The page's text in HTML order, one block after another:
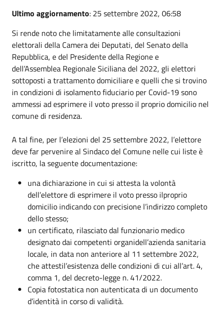
Ultimo aggiornamento: 25 settembre 2022, 06:58
Si rende noto che limitatamente alle consultazioni
elettorali della Camera dei Deputati, del Senato della
Repubblica, e del Presidente della Regione e
dell’Assemblea Regionale Siciliana del 2022, gli elettori
sottoposti a trattamento domiciliare e quelli che si trovino
in condizioni di isolamento fiduciario per Covid-19 sono
ammessi ad esprimere il voto presso il proprio domicilio nel
comune di residenza.
A tal fine, per l’elezioni del 25 settembre 2022, l’elettore
deve far pervenire al Sindaco del Comune nelle cui liste è
iscritto, la seguente documentazione:
una dichiarazione in cui si attesta la volontà
dell’elettore di esprimere il voto presso ilproprio
domicilio indicando con precisione l’indirizzo completo
dello stesso;
un certificato, rilasciato dal funzionario medico
designato dai competenti organidell’azienda sanitaria
locale, in data non anteriore al 11 settembre 2022,
che attestil’esistenza delle condizioni di cui all’art. 4,
comma 1, del decreto-legge n. 41/2022.
Copia fotostatica non autenticata di un documento
d’identità in corso di validità.